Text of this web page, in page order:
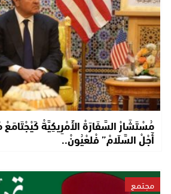
مُسْتَشَارْ السَّفَارَةْ الأَمْرِيكِيَّةْ
أَجْلْ السَّلَامْ” فْلعْيُونْ..
مجتمع